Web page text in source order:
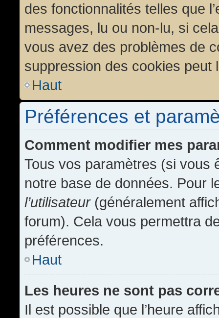
des fonctionnalités telles que
messages, lu ou non-lu, si
vous avez des problèmes de
suppression des cookies peut
Haut
Préférences et
Comment modifier mes
Tous vos paramètres (si vous
notre base de données. Pour
l’utilisateur(généralement
forum). Cela vous permettra
préférences.
Haut
Les heures ne sont pas
Il est possible que l’heure